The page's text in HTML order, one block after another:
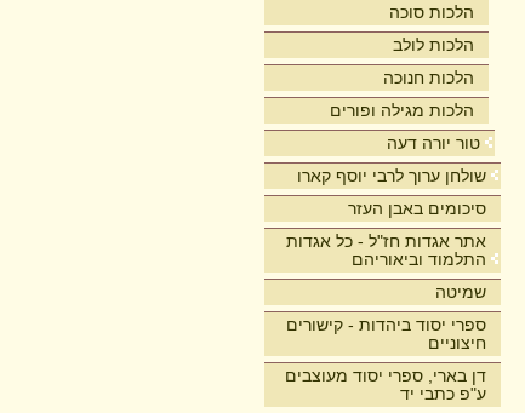
הלכות סוכה
הלכות לולב
הלכות חנוכה
הלכות מגילה ופורים
טור יורה דעה
שולחן ערוך לרבי יוסף קארו
סיכומים באבן העזר
אתר אגדות חז"ל - כל אגדות
התלמוד וביאוריהם
שמיטה
ספרי יסוד ביהדות - קישורים
חיצוניים
דן בארי, ספרי יסוד מעוצבים
ע"פ כתבי יד